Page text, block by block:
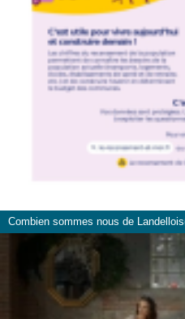
Combien sommes nous de